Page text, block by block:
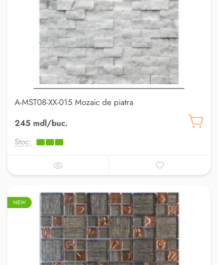
A-MST08-XX-015 Mozaic de piatra
245 mdl/buc.
Stoc:
NEW